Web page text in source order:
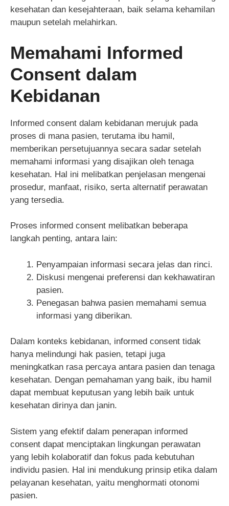
kesehatan dan kesejahteraan, baik selama kehamilan
maupun setelah melahirkan.
Memahami Informed
Consent dalam
Kebidanan
Informed consent dalam kebidanan merujuk pada
proses di mana pasien, terutama ibu hamil,
memberikan persetujuannya secara sadar setelah
memahami informasi yang disajikan oleh tenaga
kesehatan. Hal ini melibatkan penjelasan mengenai
prosedur, manfaat, risiko, serta alternatif perawatan
yang tersedia.
Proses informed consent melibatkan beberapa
langkah penting, antara lain:
Penyampaian informasi secara jelas dan rinci.
Diskusi mengenai preferensi dan kekhawatiran
pasien.
Penegasan bahwa pasien memahami semua
informasi yang diberikan.
Dalam konteks kebidanan, informed consent tidak
hanya melindungi hak pasien, tetapi juga
meningkatkan rasa percaya antara pasien dan tenaga
kesehatan. Dengan pemahaman yang baik, ibu hamil
dapat membuat keputusan yang lebih baik untuk
kesehatan dirinya dan janin.
Sistem yang efektif dalam penerapan informed
consent dapat menciptakan lingkungan perawatan
yang lebih kolaboratif dan fokus pada kebutuhan
individu pasien. Hal ini mendukung prinsip etika dalam
pelayanan kesehatan, yaitu menghormati otonomi
pasien.